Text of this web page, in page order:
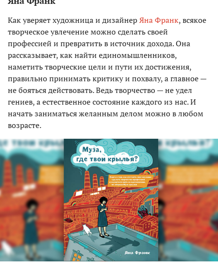
Как уверяет художница и дизайнерЯна Франк, всякое
творческое увлечение можно сделать своей
профессией и превратить в источник дохода. Она
рассказывает, как найти единомышленников,
наметить творческие цели и пути их достижения,
правильно принимать критику и похвалу, а главное —
не бояться действовать. Ведь творчество — не удел
гениев, а естественное состояние каждого из нас. И
начать заниматься желанным делом можно в любом
возрасте.